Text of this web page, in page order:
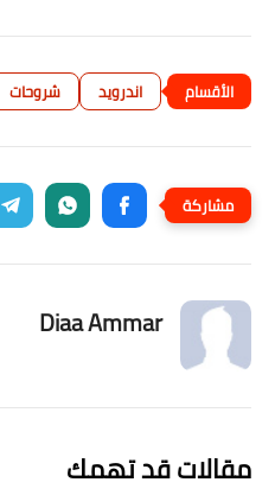
اندرويد شروحات
Diaa Ammar
مقالات قد تهمك